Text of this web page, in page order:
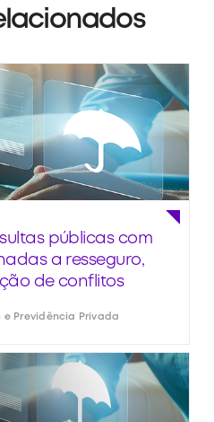
públicas com
a resseguro,
de conflitos
e Previdência Privada